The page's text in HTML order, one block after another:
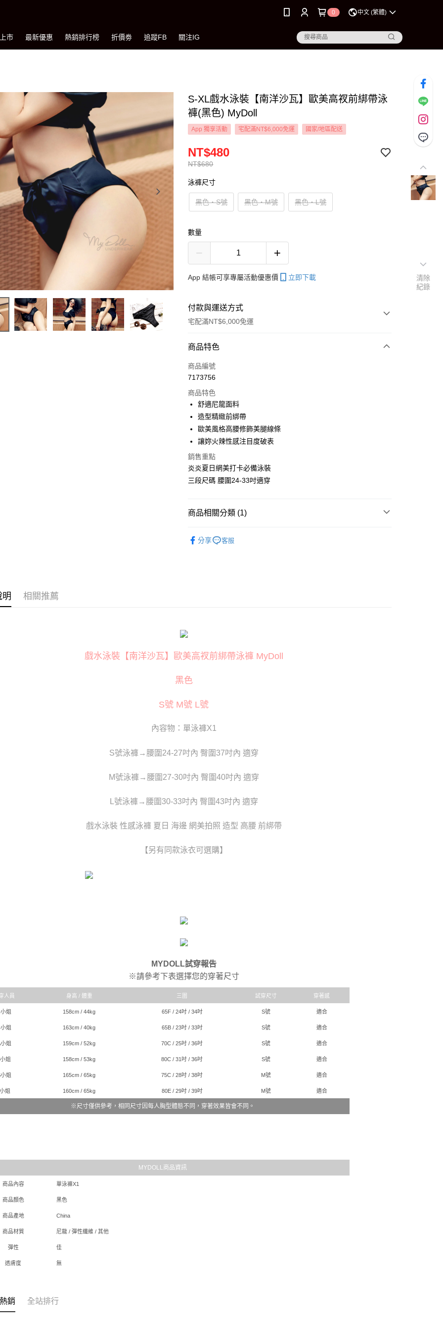
0 中文 (繁體)
市 最新優惠 熱銷排行榜 折價劵 追蹤FB 關注IG
S-XL戲水泳裝【南洋沙瓦】歐美高衩前綁帶泳
褲(黑色) MyDoll
App 獨享活動 宅配滿NT$6,000免運 國家/地區配送
NT$680
NT$480
泳褲尺寸
黑色‧S號 黑色‧M號 黑色‧L號
數量
App 結帳可享專屬活動優惠價 立即下載
付款與運送方式
宅配滿NT$6,000免運
付款方式
信用卡一次付款
3 期 0 利率 每期
合作金庫商業銀行
華南商業銀行
國泰世華商業銀行
臺灣中小企業銀行
匯豐（台灣）商業銀行
聯邦商業銀行
台新國際商業銀行
台灣樂天信用卡公司
超商取貨付款
Apple Pay
街口支付
AFTEE先享後付
AFTEE先享後付是「在收到商品之後才付款」的支付方式。 讓您購物簡單
絡購買商品的店家。未經商家同意取消之訂單仍視為有效，需透過AFTEE
是否繳費成功／繳費後需取消欲退款等相關疑問，請聯繫「AFTEE先享後
【注意事項】
交易，需依本服務之必要範圍內提供個人資料，並將交易相關給付款項請
https://aftee.tw/terms/#terms3
任。
即時審查核予不同之上限額度；若仍有額度不足之情形，本公司將視審查
結果請求用戶進行身份認證。
形，恩沛科技股份有限公司將有權停止該用戶之使用額度並採取法律行
ATM付款
每筆NT$80
每筆NT$120
付款後萊爾富取貨
7-11取貨付款
每筆NT$80
宅配
貨到付款(新竹貨運)
商品特色
商品編號
7173756
商品特色
舒適尼龍面料
造型精緻前綁帶
歐美風格高腰修飾美腿線條
讓妳火辣性感注目度破表
銷售重點
炎炎夏日網美打卡必備泳裝
三段尺碼 腰圍24-33吋適穿
商品相關分類 (1)
分享
客服
明 相關推薦
戲水泳裝【南洋沙瓦】歐美高衩前綁帶泳褲 MyDoll
黑色
S號 M號 L號
內容物：單泳褲X1
S號泳褲→腰圍24-27吋內 臀圍37吋內 適穿
M號泳褲→腰圍27-30吋內 臀圍40吋內 適穿
L號泳褲→腰圍30-33吋內 臀圍43吋內 適穿
戲水泳裝 性感泳褲 夏日 海邊 網美拍照 造型 高腰 前綁帶
【另有同款泳衣可選購】
MYDOLL試穿報告
※請參考下表選擇您的穿著尺寸
人員 身高 / 體重 三圍 試穿尺寸 穿著感
姐 158cm / 44kg 65F / 24吋 / 34吋 S號 適合
姐 163cm / 40kg 65B / 23吋 / 33吋 S號 適合
姐 159cm / 52kg 70C / 25吋 / 36吋 S號 適合
姐 158cm / 53kg 80C / 31吋 / 36吋 S號 適合
姐 165cm / 65kg 75C / 28吋 / 38吋 M號 適合
姐 160cm / 65kg 80E / 29吋 / 39吋 M號 適合
※尺寸僅供參考，相同尺寸因每人胸型體態不同，穿著效果皆會不同。
MYDOLL商品資訊
商品內容 單泳褲X1
商品顏色 黑色
商品產地 China
商品材質 尼龍 / 彈性纖維 / 其他
彈性 佳
透膚度 無
銷 全站排行
清除
紀錄